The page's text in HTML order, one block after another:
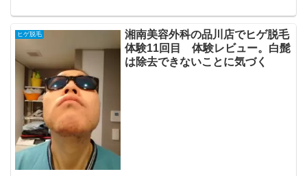
ヒゲ脱毛
湘南美容外科の品川店でヒゲ脱毛
体験11回目 体験レビュー。白髭
は除去できないことに気づく